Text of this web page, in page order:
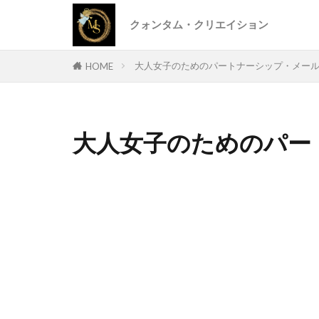
クォンタム・クリエイション
HOME 大人女子のためのパートナーシップ・メー
大人女子のためのパ